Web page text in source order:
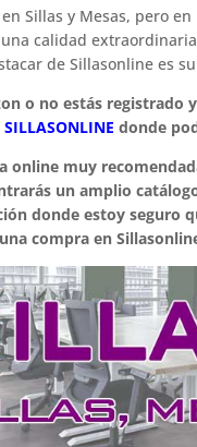
Sillas y Mesas, pero
calidad
de Sillasonline es
o no estás
SILLASONLINE donde
online muy
un amplio
donde estoy seguro
compra en